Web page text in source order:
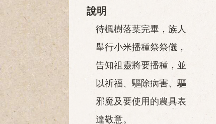
說明
待楓樹落葉完畢，族人
舉行小米播種祭祭儀，
告知祖靈將要播種，並
以祈福、驅除病害、驅
邪魔及要使用的農具表
達敬意。